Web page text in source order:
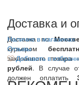
Доставка и
Доставка по
курьером
заказанного
рублей. В случае
должен оплатить
Наличие в магазинах
Отзывы
Добавить в